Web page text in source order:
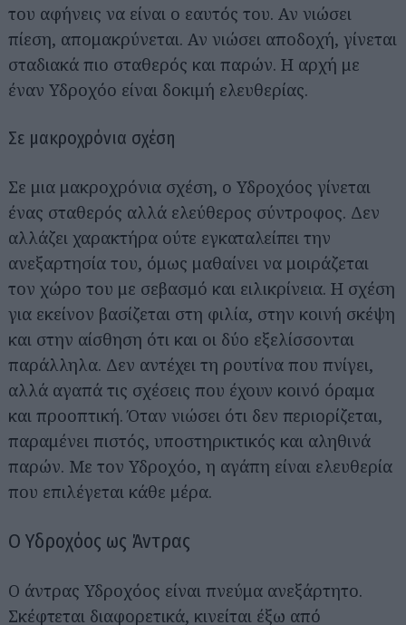
του αφήνεις να είναι ο εαυτός του. Αν νιώσει
πίεση, απομακρύνεται. Αν νιώσει αποδοχή, γίνεται
σταδιακά πιο σταθερός και παρών. Η αρχή με
έναν Υδροχόο είναι δοκιμή ελευθερίας.
Σε μακροχρόνια σχέση
Σε μια μακροχρόνια σχέση, ο Υδροχόος γίνεται
ένας σταθερός αλλά ελεύθερος σύντροφος. Δεν
αλλάζει χαρακτήρα ούτε εγκαταλείπει την
ανεξαρτησία του, όμως μαθαίνει να μοιράζεται
τον χώρο του με σεβασμό και ειλικρίνεια. Η σχέση
για εκείνον βασίζεται στη φιλία, στην κοινή σκέψη
και στην αίσθηση ότι και οι δύο εξελίσσονται
παράλληλα. Δεν αντέχει τη ρουτίνα που πνίγει,
αλλά αγαπά τις σχέσεις που έχουν κοινό όραμα
και προοπτική. Όταν νιώσει ότι δεν περιορίζεται,
παραμένει πιστός, υποστηρικτικός και αληθινά
παρών. Με τον Υδροχόο, η αγάπη είναι ελευθερία
που επιλέγεται κάθε μέρα.
Ο Υδροχόος ως Άντρας
Ο άντρας Υδροχόος είναι πνεύμα ανεξάρτητο.
Σκέφτεται διαφορετικά, κινείται έξω από